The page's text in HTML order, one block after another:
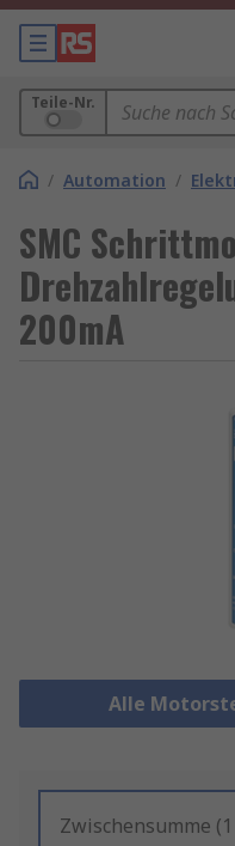
Teile-Nr.
/ Automation /
SMC
200mA
Alle
Zwischensumme